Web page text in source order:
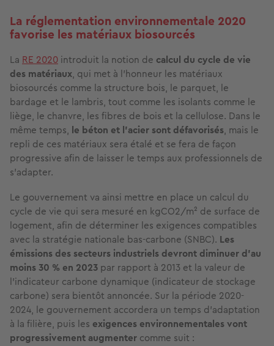
La réglementation environnementale 2020
favorise les matériaux biosourcés
La RE 2020 introduit la notion de calcul du cycle de vie
des matériaux, qui met à l’honneur les matériaux
biosourcés comme la structure bois, le parquet, le
bardage et le lambris, tout comme les isolants comme le
liège, le chanvre, les fibres de bois et la cellulose. Dans le
même temps, le béton et l’acier sont défavorisés, mais le
repli de ces matériaux sera étalé et se fera de façon
progressive afin de laisser le temps aux professionnels de
s’adapter.
Le gouvernement va ainsi mettre en place un calcul du
cycle de vie qui sera mesuré en kgCO2/m² de surface de
logement, afin de déterminer les exigences compatibles
avec la stratégie nationale bas-carbone (SNBC). Les
émissions des secteurs industriels devront diminuer d’au
moins 30 % en 2023 par rapport à 2013 et la valeur de
l’indicateur carbone dynamique (indicateur de stockage
carbone) sera bientôt annoncée. Sur la période 2020-
2024, le gouvernement accordera un temps d’adaptation
à la filière, puis les exigences environnementales vont
progressivement augmenter comme suit :